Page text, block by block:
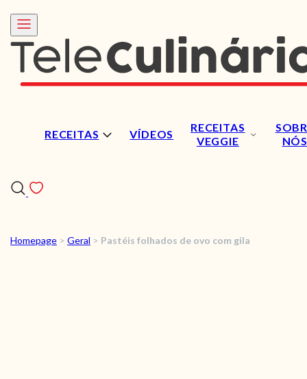
RECEITAS VÍDEOS
RECEITAS
VEGGIE
NÓS
RECEITAS
Homepage > Geral > Pastéis folhados de ovo com gila